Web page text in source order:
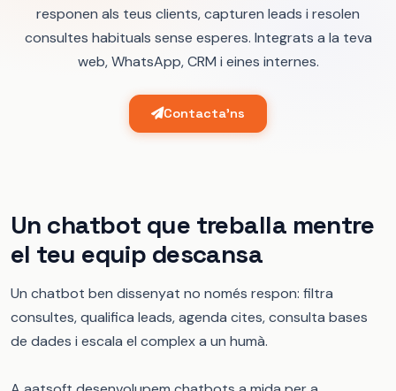
responen als teus clients, capturen leads i resolen
consultes habituals sense esperes. Integrats a la teva
web, WhatsApp, CRM i eines internes.
Contacta'ns
Un chatbot que treballa mentre
el teu equip descansa
Un chatbot ben dissenyat no només respon: filtra
consultes, qualifica leads, agenda cites, consulta bases
de dades i escala el complex a un humà.